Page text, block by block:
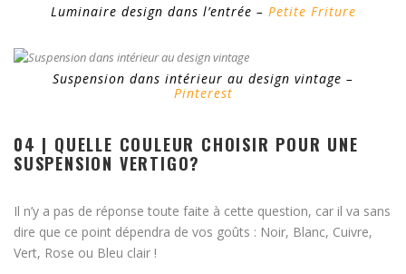
Luminaire design dans l’entrée – Petite Friture
Suspension dans intérieur au design vintage –
Pinterest
04 | QUELLE COULEUR CHOISIR POUR UNE
SUSPENSION VERTIGO?
Il n’y a pas de réponse toute faite à cette question, car il va sans
dire que ce point dépendra de vos goûts : Noir, Blanc, Cuivre,
Vert, Rose ou Bleu clair !